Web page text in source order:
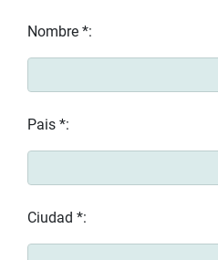
Nombre *:
Pais *:
Ciudad *: